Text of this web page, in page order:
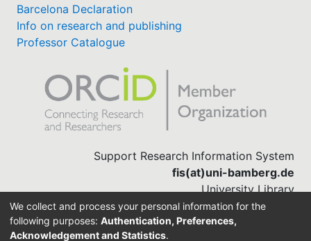
Barcelona Declaration
Info on research and publishing
Professor Catalogue
Support Research Information System
fis(at)uni-bamberg.de
University Library
(0951) 863-1568
We collect and process your personal information for the
following purposes: Authentication, Preferences,
Acknowledgement and Statistics.